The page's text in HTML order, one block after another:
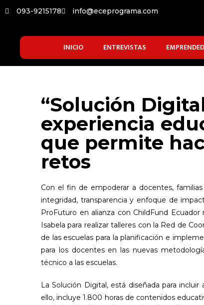
093-9215178 info@eceprograma.com
INICIO ENTREVISTAS
“Solución
experiencia
que permite
retos
Con el fin de empoderar a docentes,
integridad, transparencia y enfoque de
ProFuturo en alianza con ChildFund Ecuador
Isabela para realizar talleres con la Red de
de las escuelas para la planificación e
para los docentes en las nuevas
técnico a las escuelas.
La Solución Digital, está diseñada para
ello, incluye 1.800 horas de contenidos